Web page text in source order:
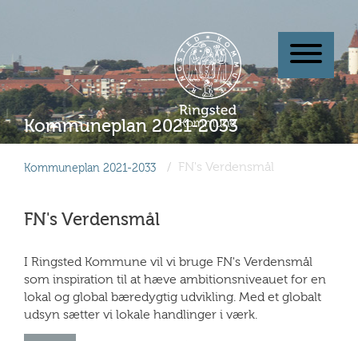
Kommuneplan 2021-2033
/ FN's Verdensmål
FN's Verdensmål
I Ringsted Kommune vil vi bruge FN's Verdensmål
som inspiration til at hæve ambitionsniveauet for en
lokal og global bæredygtig udvikling. Med et globalt
udsyn sætter vi lokale handlinger i værk.